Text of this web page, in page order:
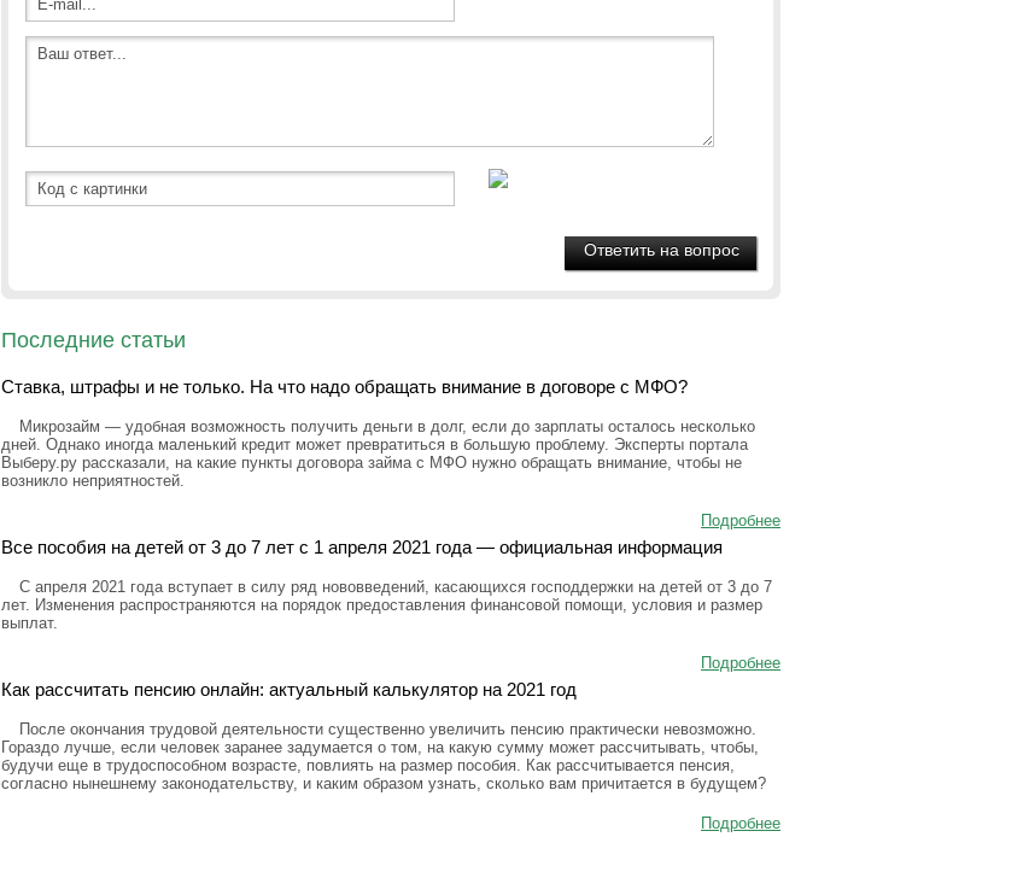
Последние статьи
Ставка, штрафы и не только. На что надо обращать внимание в договоре с МФО?
Микрозайм — удобная возможность получить деньги в долг, если до зарплаты осталось несколько
дней. Однако иногда маленький кредит может превратиться в большую проблему. Эксперты портала
Выберу.ру рассказали, на какие пункты договора займа с МФО нужно обращать внимание, чтобы не
возникло неприятностей.
Подробнее
Все пособия на детей от 3 до 7 лет с 1 апреля 2021 года — официальная информация
С апреля 2021 года вступает в силу ряд нововведений, касающихся господдержки на детей от 3 до 7
лет. Изменения распространяются на порядок предоставления финансовой помощи, условия и размер
выплат.
Подробнее
Как рассчитать пенсию онлайн: актуальный калькулятор на 2021 год
После окончания трудовой деятельности существенно увеличить пенсию практически невозможно.
Гораздо лучше, если человек заранее задумается о том, на какую сумму может рассчитывать, чтобы,
будучи еще в трудоспособном возрасте, повлиять на размер пособия. Как рассчитывается пенсия,
согласно нынешнему законодательству, и каким образом узнать, сколько вам причитается в будущем?
Подробнее